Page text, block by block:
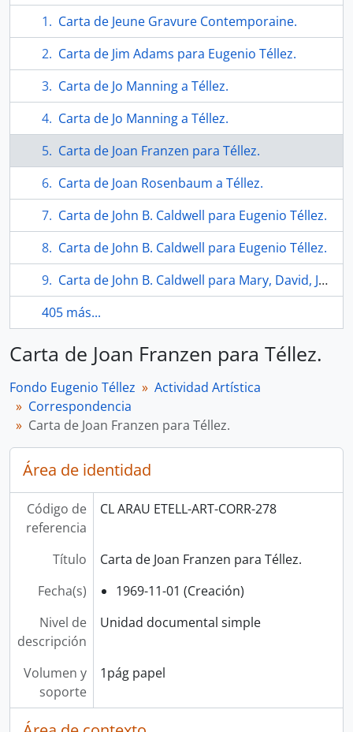
Carta de Jeune Gravure Contemporaine.
Carta de Jim Adams para Eugenio Téllez.
Carta de Jo Manning a Téllez.
Carta de Jo Manning a Téllez.
Carta de Joan Franzen para Téllez.
Carta de Joan Rosenbaum a Téllez.
Carta de John B. Caldwell para Eugenio Téllez.
Carta de John B. Caldwell para Eugenio Téllez.
Carta de John B. Caldwell para Mary, David, Jackie, Woody, Martha, Harvey, Frances y Eugenio.
405 más...
Carta de Joan Franzen para Téllez.
Fondo Eugenio Téllez
Actividad Artística
Correspondencia
Carta de Joan Franzen para Téllez.
Área de identidad
Código de
referencia
CL ARAU ETELL-ART-CORR-278
Título
Carta de Joan Franzen para Téllez.
Fecha(s)
1969-11-01 (Creación)
Nivel de
descripción
Unidad documental simple
Volumen y
soporte
1pág papel